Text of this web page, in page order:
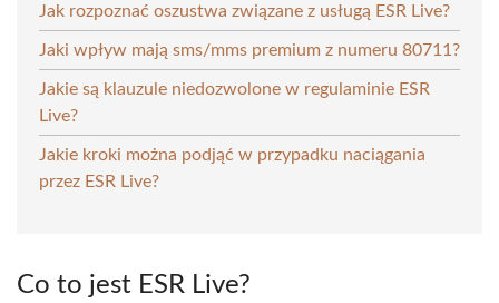
Jak rozpoznać oszustwa związane z usługą ESR Live?
Jaki wpływ mają sms/mms premium z numeru 80711?
Jakie są klauzule niedozwolone w regulaminie ESR
Live?
Jakie kroki można podjąć w przypadku naciągania
przez ESR Live?
Co to jest ESR Live?